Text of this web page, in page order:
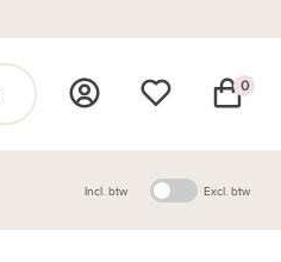
0
Incl. btw Excl. btw